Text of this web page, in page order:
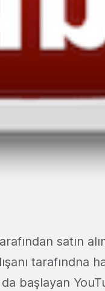
satın
tarafındna
başlayan